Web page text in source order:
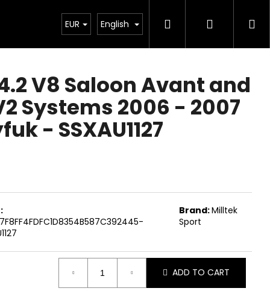
Chiptuning Projekty Exteriér Ostatní
EUR English SearchLogin
V8 Saloon Avant and
Systems 2006 - 2007
- SSXAU1127
Brand:Milltek
Sport
ADD TO CART
MODUL